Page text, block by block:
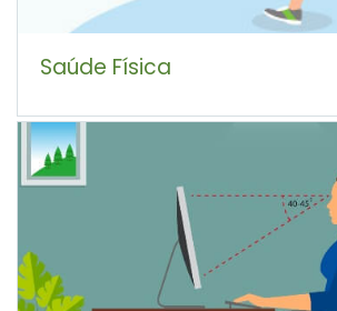
Saúde Física